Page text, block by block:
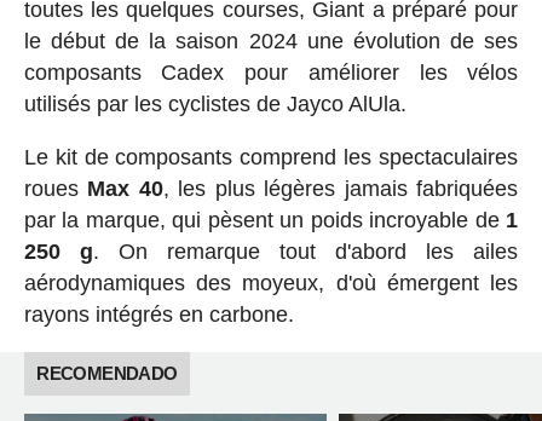
toutes les quelques courses, Giant a préparé pour
le début de la saison 2024 une évolution de ses
composants Cadex pour améliorer les vélos
utilisés par les cyclistes de Jayco AlUla.
Le kit de composants comprend les spectaculaires
roues Max 40, les plus légères jamais fabriquées
par la marque, qui pèsent un poids incroyable de 1
250 g. On remarque tout d'abord les ailes
aérodynamiques des moyeux, d'où émergent les
rayons intégrés en carbone.
RECOMENDADO